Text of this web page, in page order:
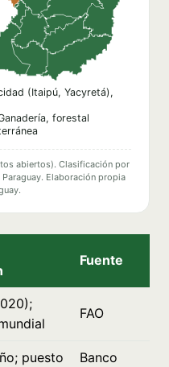
(Itaipú, Yacyretá),
forestal
abiertos). Clasificación por
Elaboración propia
Fuente
FAO
puesto
Banco